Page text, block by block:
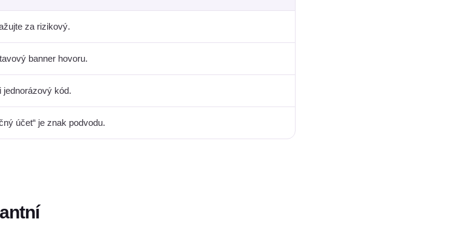
za rizikový.
banner hovoru.
jednorázový kód.
účet“ je znak podvodu.